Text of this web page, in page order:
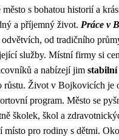
s bohatou historií a
a příjemný život. Práce v
od tradičního
služby. Místní firmy si
a nabízejí jim stabilní
růstu. Život v Bojkovicích je
program. Město se
školek, škol a
místo pro rodiny s dětmi.